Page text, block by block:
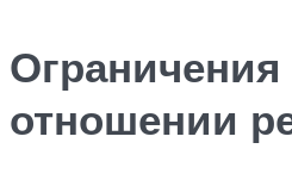
Ограничения
отношении